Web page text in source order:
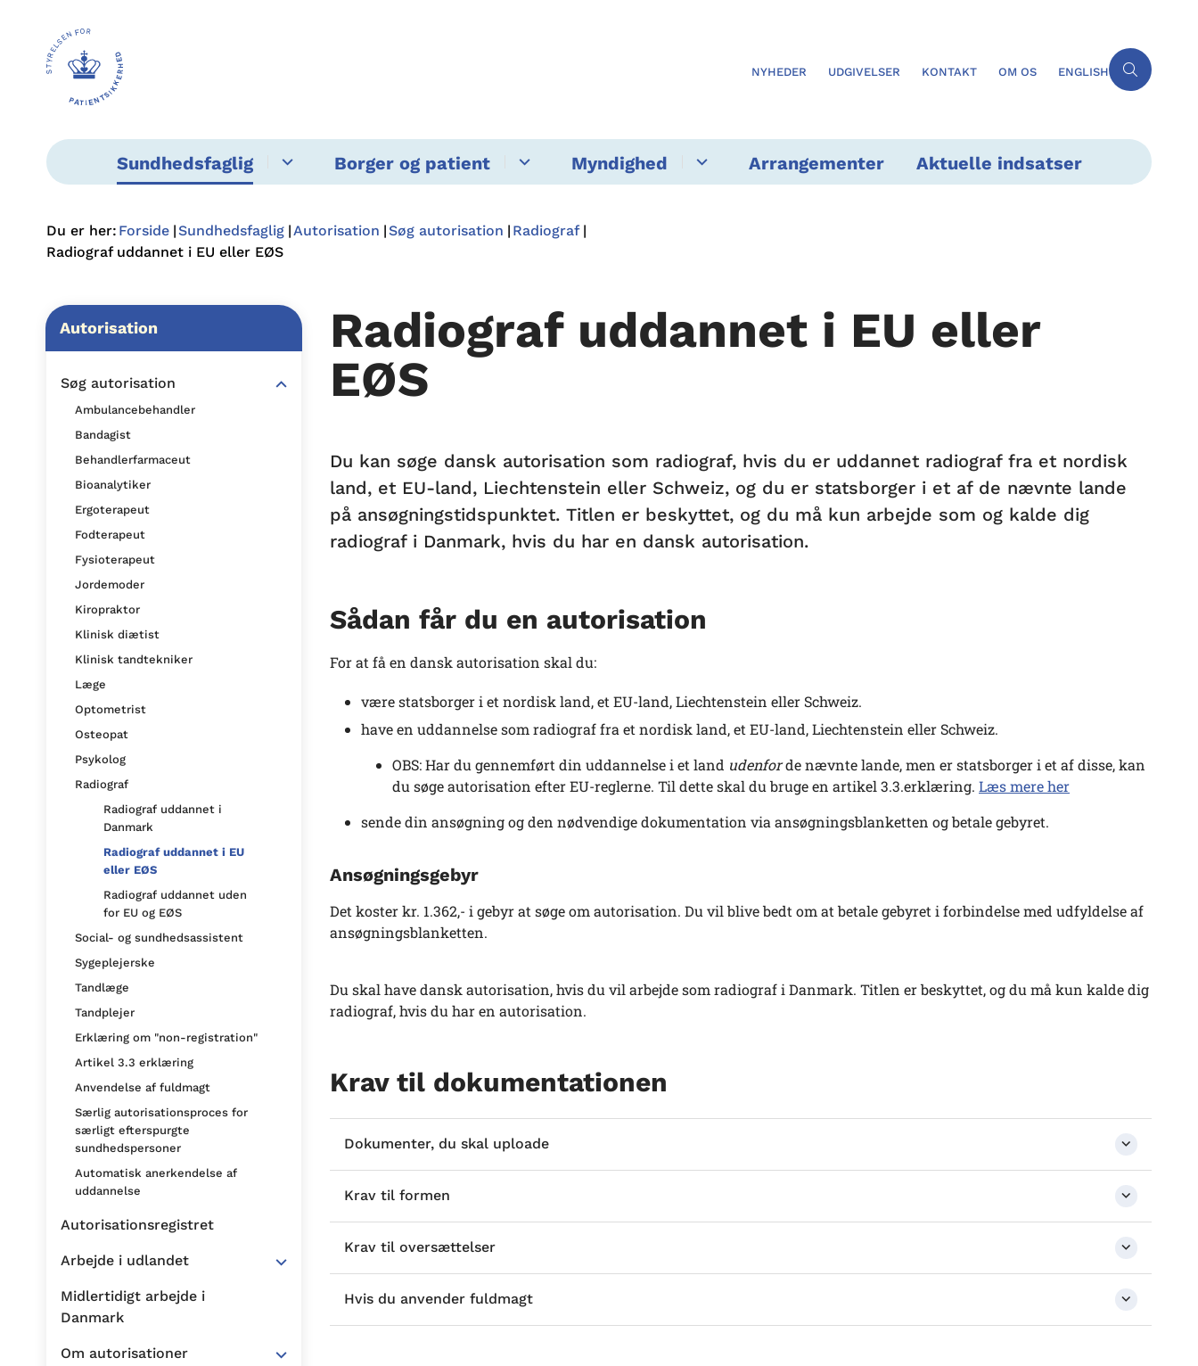
NYHEDER UDGIVELSER KONTAKT OM OS ENGLISH
Sundhedsfaglig Borger og patient Myndighed Arrangementer Aktuelle indsatser
Du er her: Forside Sundhedsfaglig Autorisation Søg autorisation
Radiograf
Radiograf uddannet i EU eller EØS
Autorisation
Søg autorisation
Ambulancebehandler
Bandagist
Behandlerfarmaceut
Bioanalytiker
Ergoterapeut
Fodterapeut
Fysioterapeut
Jordemoder
Kiropraktor
Klinisk diætist
Klinisk tandtekniker
Læge
Optometrist
Osteopat
Psykolog
Radiograf
Radiograf uddannet i
Danmark
Radiograf uddannet i EU
eller EØS
Radiograf uddannet uden
for EU og EØS
Social- og sundhedsassistent
Sygeplejerske
Tandlæge
Tandplejer
Erklæring om "non-registration"
Artikel 3.3 erklæring
Anvendelse af fuldmagt
Særlig autorisationsproces for
særligt efterspurgte
sundhedspersoner
Automatisk anerkendelse af
uddannelse
Autorisationsregistret
Arbejde i udlandet
Midlertidigt arbejde i
Danmark
Om autorisationer
Radiograf uddannet i EU eller
EØS
Du kan søge dansk autorisation som radiograf, hvis du er uddannet radiograf fra et nordisk
land, et EU-land, Liechtenstein eller Schweiz, og du er statsborger i et af de nævnte lande
på ansøgningstidspunktet. Titlen er beskyttet, og du må kun arbejde som og kalde dig
radiograf i Danmark, hvis du har en dansk autorisation.
Sådan får du en autorisation
For at få en dansk autorisation skal du:
være statsborger i et nordisk land, et EU-land, Liechtenstein eller Schweiz.
have en uddannelse som radiograf fra et nordisk land, et EU-land, Liechtenstein eller Schweiz.
OBS: Har du gennemført din uddannelse i et land udenforde nævnte lande, men er statsborger i et af disse, kan
du søge autorisation efter EU-reglerne. Til dette skal du bruge en artikel 3.3.erklæring. Læs mere her
sende din ansøgning og den nødvendige dokumentation via ansøgningsblanketten og betale gebyret.
Ansøgningsgebyr
Det koster kr. 1.362,- i gebyr at søge om autorisation. Du vil blive bedt om at betale gebyret i forbindelse med udfyldelse af
ansøgningsblanketten.
Du skal have dansk autorisation, hvis du vil arbejde som radiograf i Danmark. Titlen er beskyttet, og du må kun kalde dig
radiograf, hvis du har en autorisation.
Krav til dokumentationen
Dokumenter, du skal uploade
Krav til formen
Krav til oversættelser
Hvis du anvender fuldmagt